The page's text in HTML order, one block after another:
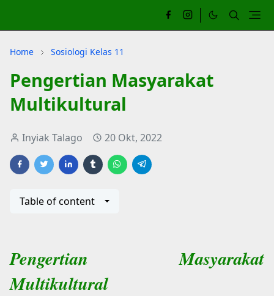
Home Sosiologi Kelas 11
Pengertian Masyarakat
Multikultural
Inyiak Talago 20 Okt, 2022
Table of content
Pengertian Masyarakat
Multikultural